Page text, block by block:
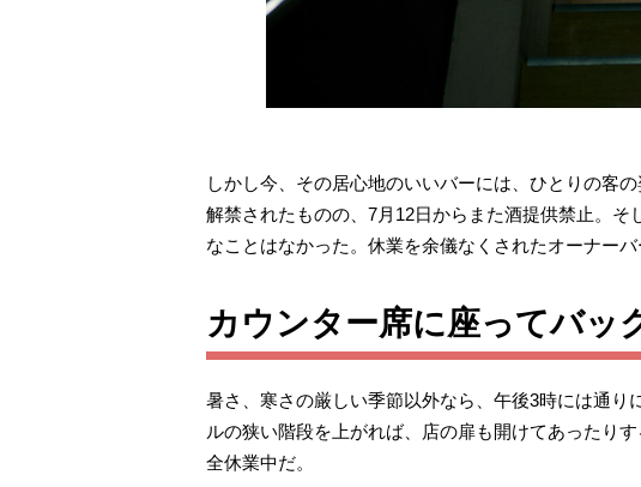
しかし今、その居心地のいいバーには、ひとりの客
解禁されたものの、7月12日からまた酒提供禁止。
なことはなかった。休業を余儀なくされたオーナー
カウンター席に座ってバッ
暑さ、寒さの厳しい季節以外なら、午後3時には通
ルの狭い階段を上がれば、店の扉も開けてあったり
全休業中だ。